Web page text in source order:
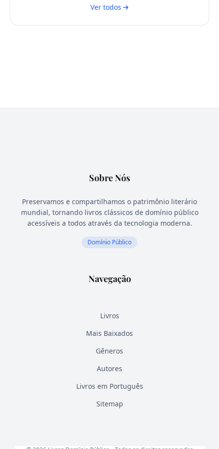
Ver todos
Sobre Nós
Preservamos e compartilhamos o patrimônio literário
mundial, tornando livros clássicos de domínio público
acessíveis a todos através da tecnologia moderna.
Domínio Público
Navegação
Livros
Mais Baixados
Gêneros
Autores
Livros em Português
Sitemap